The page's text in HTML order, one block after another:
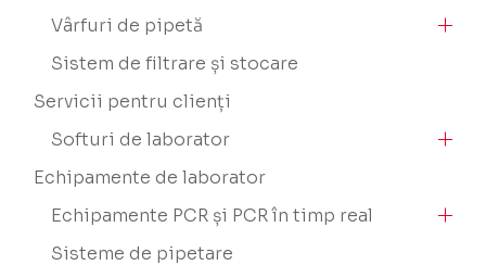
Vârfuri de pipetă
Sistem de filtrare și stocare
Servicii pentru clienți
Softuri de laborator
Echipamente de laborator
Echipamente PCR și PCR în timp real
Sisteme de pipetare